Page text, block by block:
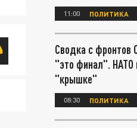
11:00 ПОЛИТИКА
Сводка с фронтов
"это финал". НАТО
"крышке"
08:30 ПОЛИТИКА